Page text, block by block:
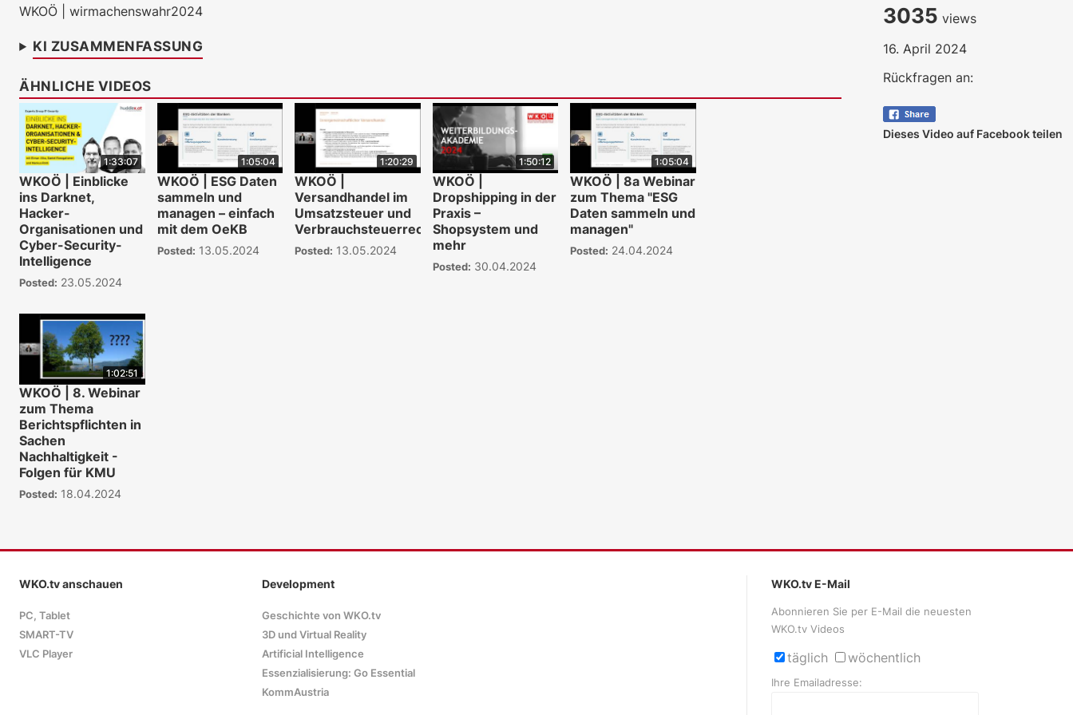
WKOÖ | wirmachenswahr2024
KI ZUSAMMENFASSUNG
ÄHNLICHE VIDEOS
1:33:07
WKOÖ | Einblicke
ins Darknet,
Hacker-
Organisationen und
Cyber-Security-
Intelligence
Posted: 23.05.2024
1:05:04
WKOÖ | ESG Daten
sammeln und
managen – einfach
mit dem OeKB
Posted: 13.05.2024
1:20:29
WKOÖ |
Versandhandel im
Umsatzsteuer und
Verbrauchsteuerrecht
Posted: 13.05.2024
1:50:12
WKOÖ |
Dropshipping in der
Praxis –
Shopsystem und
mehr
Posted: 30.04.2024
1:05:04
WKOÖ | 8a Webinar
zum Thema "ESG
Daten sammeln und
managen"
Posted: 24.04.2024
1:02:51
WKOÖ | 8. Webinar
zum Thema
Berichtspflichten in
Sachen
Nachhaltigkeit -
Folgen für KMU
Posted: 18.04.2024
3035 views
16. April 2024
Rückfragen an:
Dieses Video auf Facebook teilen
WKO.tv anschauen
PC, Tablet
SMART-TV
VLC Player
Development
Geschichte von WKO.tv
3D und Virtual Reality
Artificial Intelligence
Essenzialisierung: Go Essential
KommAustria
WKO.tv E-Mail
Abonnieren Sie per E-Mail die neuesten
WKO.tv Videos
täglich wöchentlich
Ihre Emailadresse: